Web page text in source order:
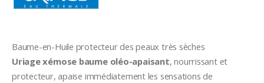
Baume-en-Huile protecteur des peaux très sèches
Uriage xémose baume oléo-apaisant, nourrissant et
protecteur, apaise immédiatement les sensations de